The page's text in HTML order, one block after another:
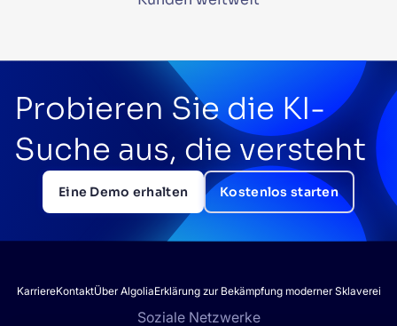
Probieren Sie die KI-
Suche aus, die versteht
Eine Demo erhalten Kostenlos starten
KarriereKontaktÜber AlgoliaErklärung zur Bekämpfung moderner Sklaverei
Soziale Netzwerke